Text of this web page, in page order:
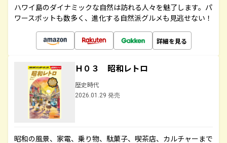
ハワイ島のダイナミックな自然は訪れる人々を魅了します。パ
ワースポットも数多く、進化する自然派グルメも見逃せない！
詳細を見る
Ｈ０３ 昭和レトロ
歴史時代
2026.01.29 発売
昭和の風景、家電、乗り物、駄菓子、喫茶店、カルチャーまで